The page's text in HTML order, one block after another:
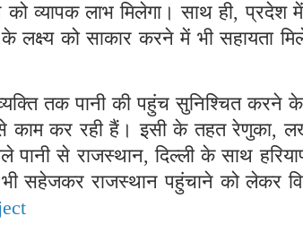
को व्यापक लाभ मिलेगा। साथ ही, प्रदेश
को साकार करने में भी सहायता
तक पानी की पहुंच सुनिश्चित करने
से काम कर रही हैं। इसी के तहत रेणुका,
से राजस्थान, दिल्ली के साथ
भी सहेजकर राजस्थान पहुंचाने को लेकर